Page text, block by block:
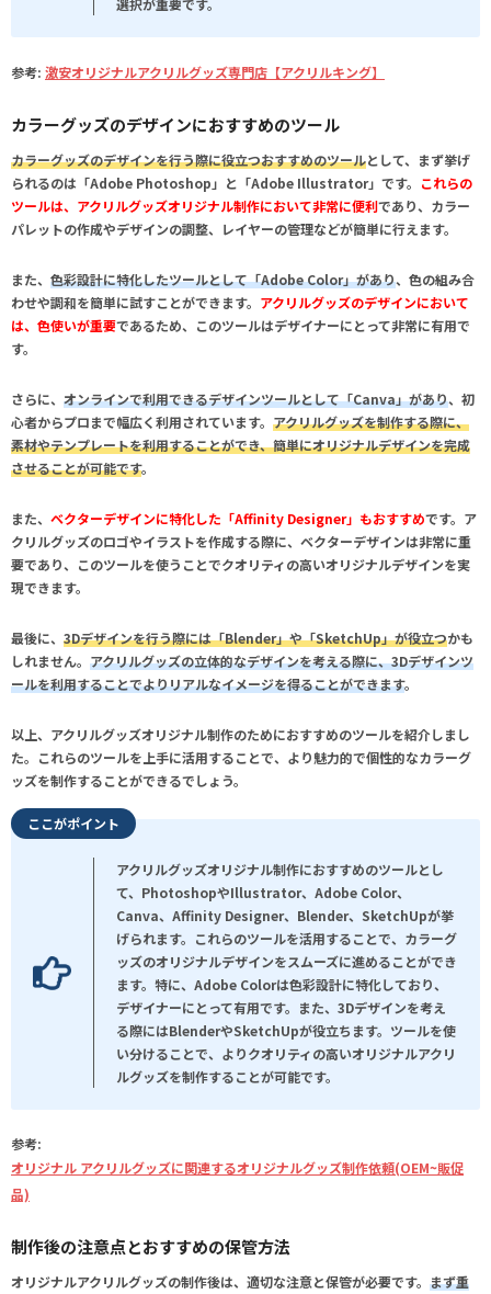
選択が重要です。
参考: 激安オリジナルアクリルグッズ専門店【アクリルキング】
カラーグッズのデザインにおすすめのツール
カラーグッズのデザインを行う際に役立つおすすめのツールとして、まず挙げ
られるのは「Adobe Photoshop」と「Adobe Illustrator」です。 これらの
ツールは、アクリルグッズオリジナル制作において非常に便利であり、カラー
パレットの作成やデザインの調整、レイヤーの管理などが簡単に行えます。
また、 色彩設計に特化したツールとして「Adobe Color」があり、色の組み合
わせや調和を簡単に試すことができます。 アクリルグッズのデザインにおいて
は、色使いが重要であるため、このツールはデザイナーにとって非常に有用で
す。
さらに、 オンラインで利用できるデザインツールとして「Canva」があり、初
心者からプロまで幅広く利用されています。 アクリルグッズを制作する際に、
素材やテンプレートを利用することができ、簡単にオリジナルデザインを完成
させることが可能です。
また、 ベクターデザインに特化した「Affinity Designer」もおすすめです。 ア
クリルグッズのロゴやイラストを作成する際に、ベクターデザインは非常に重
要であり、このツールを使うことでクオリティの高いオリジナルデザインを実
現できます。
最後に、 3Dデザインを行う際には「Blender」や「SketchUp」が役立つかも
しれません。 アクリルグッズの立体的なデザインを考える際に、3Dデザインツ
ールを利用することでよりリアルなイメージを得ることができます。
以上、 アクリルグッズオリジナル制作のためにおすすめのツールを紹介しまし
た。これらのツールを上手に活用することで、より魅力的で個性的なカラーグ
ッズを制作することができるでしょう。
ここがポイント
アクリルグッズオリジナル制作におすすめのツールとし
て、PhotoshopやIllustrator、Adobe Color、
Canva、Affinity Designer、Blender、SketchUpが挙
げられます。これらのツールを活用することで、カラーグ
ッズのオリジナルデザインをスムーズに進めることができ
ます。特に、Adobe Colorは色彩設計に特化しており、
デザイナーにとって有用です。また、3Dデザインを考え
る際にはBlenderやSketchUpが役立ちます。ツールを使
い分けることで、よりクオリティの高いオリジナルアクリ
ルグッズを制作することが可能です。
参考:
オリジナル アクリルグッズに関連するオリジナルグッズ制作依頼(OEM~販促
品)
制作後の注意点とおすすめの保管方法
オリジナルアクリルグッズの制作後は、適切な注意と保管が必要です。 まず重